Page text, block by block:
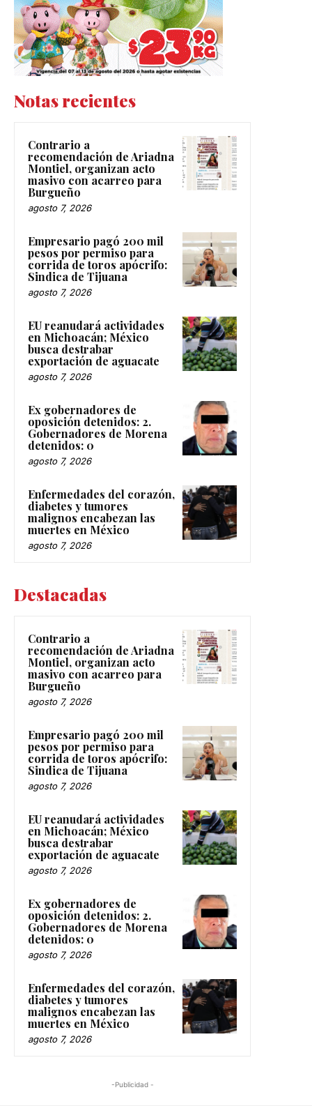
Notas recientes
Contrario a
recomendación de Ariadna
Montiel, organizan acto
masivo con acarreo para
Burgueño
agosto 7, 2026
Empresario pagó 200 mil
pesos por permiso para
corrida de toros apócrifo:
Sindica de Tijuana
agosto 7, 2026
EU reanudará actividades
en Michoacán; México
busca destrabar
exportación de aguacate
agosto 7, 2026
Ex gobernadores de
oposición detenidos: 2.
Gobernadores de Morena
detenidos: 0
agosto 7, 2026
Enfermedades del corazón,
diabetes y tumores
malignos encabezan las
muertes en México
agosto 7, 2026
Destacadas
Contrario a
recomendación de Ariadna
Montiel, organizan acto
masivo con acarreo para
Burgueño
agosto 7, 2026
Empresario pagó 200 mil
pesos por permiso para
corrida de toros apócrifo:
Sindica de Tijuana
agosto 7, 2026
EU reanudará actividades
en Michoacán; México
busca destrabar
exportación de aguacate
agosto 7, 2026
Ex gobernadores de
oposición detenidos: 2.
Gobernadores de Morena
detenidos: 0
agosto 7, 2026
Enfermedades del corazón,
diabetes y tumores
malignos encabezan las
muertes en México
agosto 7, 2026
-Publicidad -